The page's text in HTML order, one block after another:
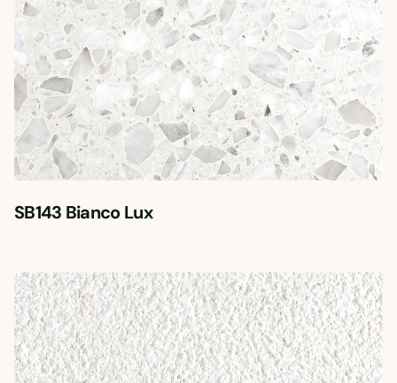
SB143 Bianco Lux